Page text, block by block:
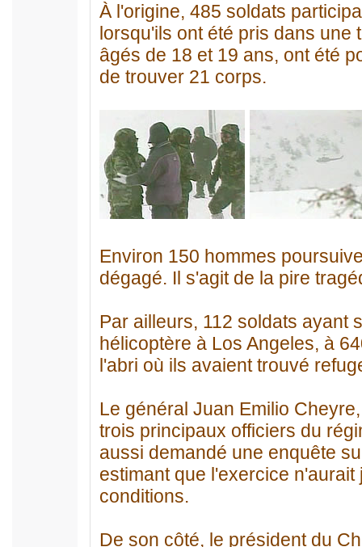
À l'origine, 485 soldats
lorsqu'ils ont été pris dans
âgés de 18 et 19 ans, ont été
de trouver 21 corps.
Environ 150 hommes
dégagé. Il s'agit de la pire
Par ailleurs, 112 soldats ayant
hélicoptère à Los Angeles, à
l'abri où ils avaient trouvé
Le général Juan Emilio
trois principaux officiers du
aussi demandé une enquête
estimant que l'exercice
conditions.
De son côté, le président du